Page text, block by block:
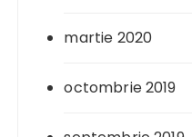
martie 2020
octombrie 2019